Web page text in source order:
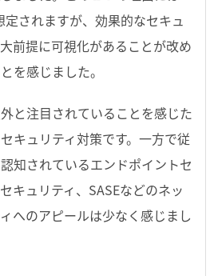
定されますが、効果的なセキュ
前提に可視化があることが改め
を感じました。
と注目されていることを感じた
キュリティ対策です。一方で従
知されているエンドポイントセ
キュリティ、SASEなどのネッ
へのアピールは少なく感じまし